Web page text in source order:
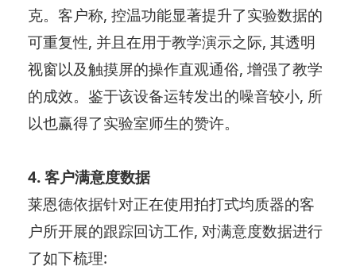
克。客户称, 控温功能显著提升了实验数据的
可重复性, 并且在用于教学演示之际, 其透明
视窗以及触摸屏的操作直观通俗, 增强了教学
的成效。鉴于该设备运转发出的噪音较小, 所
以也赢得了实验室师生的赞许。
4. 客户满意度数据
莱恩德依据针对正在使用拍打式均质器的客
户所开展的跟踪回访工作, 对满意度数据进行
了如下梳理: